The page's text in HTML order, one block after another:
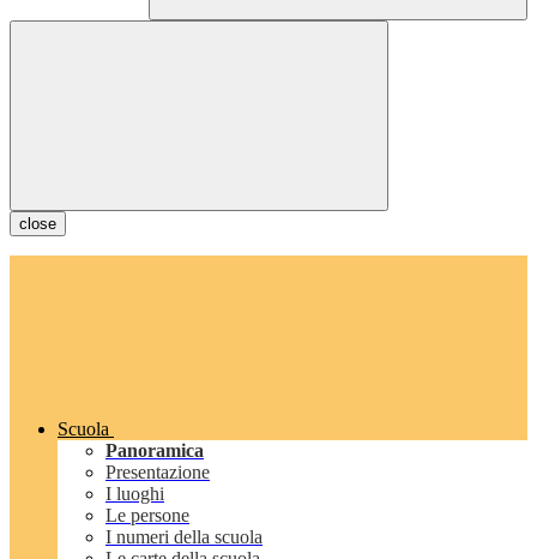
close
Scuola
Panoramica
Presentazione
I luoghi
Le persone
I numeri della scuola